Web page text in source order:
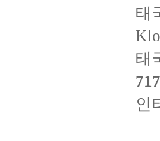
태
태
인